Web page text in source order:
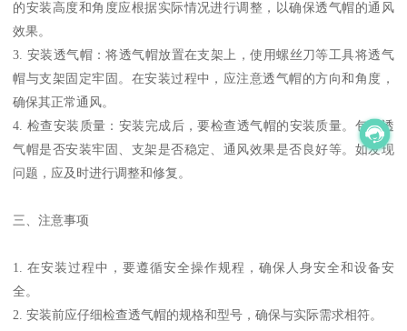
的安装高度和角度应根据实际情况进行调整，以确保透气帽的通风
效果。
3. 安装透气帽：将透气帽放置在支架上，使用螺丝刀等工具将透气
帽与支架固定牢固。在安装过程中，应注意透气帽的方向和角度，
确保其正常通风。
4. 检查安装质量：安装完成后，要检查透气帽的安装质量。包括透
气帽是否安装牢固、支架是否稳定、通风效果是否良好等。如发现
问题，应及时进行调整和修复。
三、注意事项
1. 在安装过程中，要遵循安全操作规程，确保人身安全和设备安
全。
2. 安装前应仔细检查透气帽的规格和型号，确保与实际需求相符。